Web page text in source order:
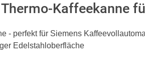
Kaffeekanne
- perfekt für Siemens
Edelstahloberfläche